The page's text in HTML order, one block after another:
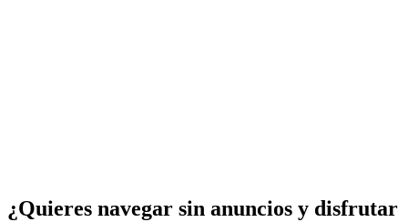
¿Quieres navegar sin anuncios y disfrutar